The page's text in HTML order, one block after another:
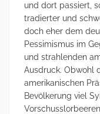
und dort passiert,
tradierter und
doch eher dem
Pessimismus im
und strahlenden
Ausdruck. Obwohl
amerikanischen
Bevölkerung viel